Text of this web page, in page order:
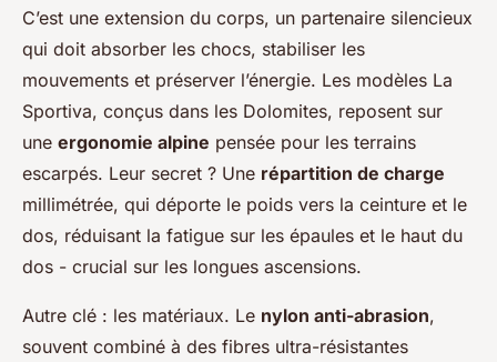
C’est une extension du corps, un partenaire silencieux
qui doit absorber les chocs, stabiliser les
mouvements et préserver l’énergie. Les modèles La
Sportiva, conçus dans les Dolomites, reposent sur
une ergonomie alpine pensée pour les terrains
escarpés. Leur secret ? Une répartition de charge
millimétrée, qui déporte le poids vers la ceinture et le
dos, réduisant la fatigue sur les épaules et le haut du
dos - crucial sur les longues ascensions.
Autre clé : les matériaux. Le nylon anti-abrasion,
souvent combiné à des fibres ultra-résistantes